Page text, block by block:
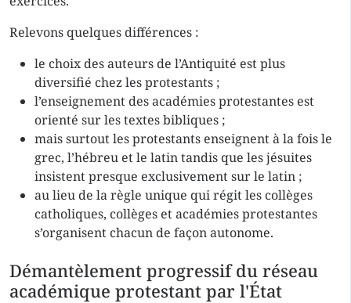
Relevons quelques différences :
le choix des auteurs de l’Antiquité est plus
diversifié chez les protestants ;
l’enseignement des académies protestantes est
orienté sur les textes bibliques ;
mais surtout les protestants enseignent à la fois le
grec, l’hébreu et le latin tandis que les jésuites
insistent presque exclusivement sur le latin ;
au lieu de la règle unique qui régit les collèges
catholiques, collèges et académies protestantes
s’organisent chacun de façon autonome.
Démantèlement progressif du réseau
académique protestant par l'État